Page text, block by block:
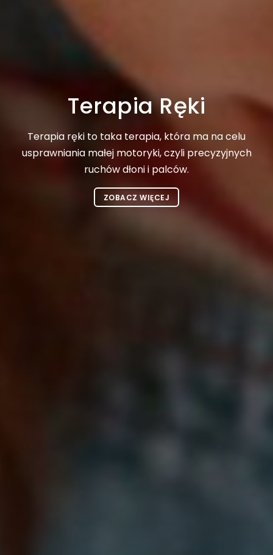
Terapia Ręki
Terapia ręki to taka terapia, która ma na celu
usprawniania małej motoryki, czyli precyzyjnych
ruchów dłoni i palców.
ZOBACZ WIĘCEJ